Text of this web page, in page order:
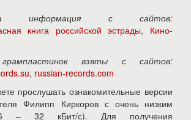
информация с сайтов:
книга российской эстрады, Кино-
взяты с сайтов:
, russian-records.com
прослушать ознакомительные версии
Филипп Киркоров с очень низким
– 32 кБит/с). Для получения